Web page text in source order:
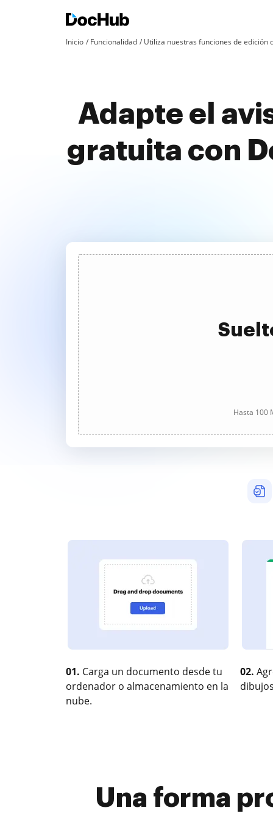
Inicio Funcionalidad Utiliza nuestras funciones de edición
Adapte el
gratuita con
Hasta 100
01. Carga un documento desde tu
ordenador o almacenamiento en la
nube.
02.
Una forma